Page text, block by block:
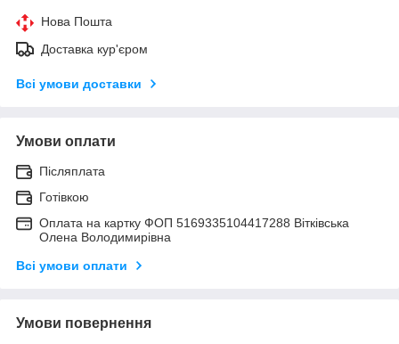
Нова Пошта
Доставка кур'єром
Всі умови доставки
Умови оплати
Післяплата
Готівкою
Оплата на картку ФОП 5169335104417288 Вітківська
Олена Володимирівна
Всі умови оплати
Умови повернення